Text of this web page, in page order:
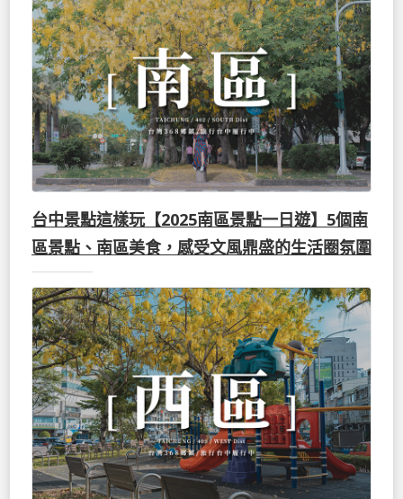
台中景點這樣玩【2025南區景點一日遊】5個南
區景點、南區美食，感受文風鼎盛的生活圈氛圍